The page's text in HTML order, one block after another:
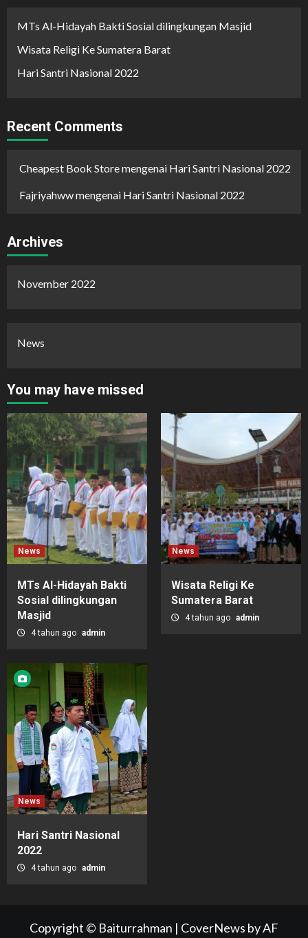
MTs Al-Hidayah Bakti Sosial dilingkungan Masjid
Wisata Religi Ke Sumatera Barat
Hari Santri Nasional 2022
Recent Comments
Cheapest Book Storemengenai Hari Santri Nasional 2022
Fajriyahwwmengenai Hari Santri Nasional 2022
Archives
November 2022
News
You may have missed
News
MTs Al-Hidayah Bakti
Sosial dilingkungan
Masjid
4 tahun ago admin
News
Wisata Religi Ke
Sumatera Barat
4 tahun ago admin
News
Hari Santri Nasional
2022
4 tahun ago admin
Copyright © Baiturrahman | CoverNews by AF